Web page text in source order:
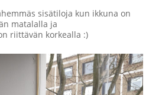
sisätiloja kun ikkuna on
matalalla ja
riittävän korkealla :)